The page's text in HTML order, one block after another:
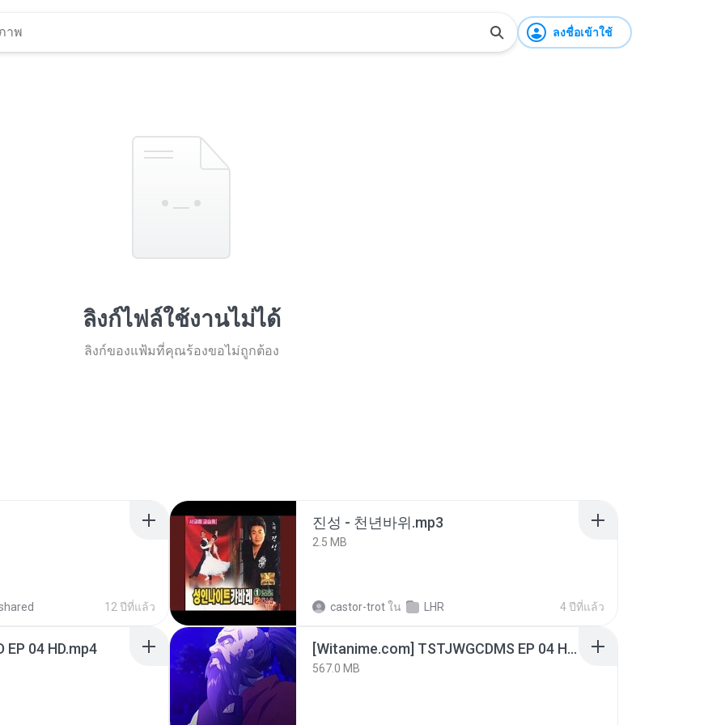
ลงชื่อเข้าใช้
ลิงก์ไฟล์ใช้งานไม่ได้
ลิงก์ของแฟ้มที่คุณร้องขอไม่ถูกต้อง
12 ปีที่แล้ว
진성 - 천년바위.mp3
2.5 MB
castor-trotใน LHR 4 ปีที่แล้ว
04 HD.mp4 [Witanime.com] TSTJWGCDMS EP 04 HD.mp4
567.0 MB